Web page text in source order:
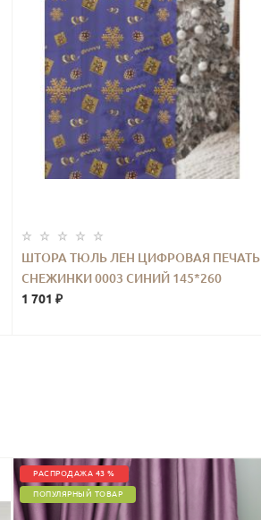
ШТОРА ТЮЛЬ ЛЕН ЦИФРОВАЯ ПЕЧАТЬ
СНЕЖИНКИ 0003 СИНИЙ 145*260
1 701 ₽
РАСПРОДАЖА 43 %
ПОПУЛЯРНЫЙ ТОВАР